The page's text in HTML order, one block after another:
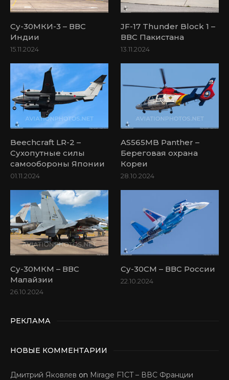
Су-30МКИ-3 – ВВС
Индии
15.11.2024
JF-17 Thunder Block 1 –
ВВС Пакистана
13.11.2024
Beechcraft LR-2 –
Сухопутные силы
самообороны Японии
01.11.2024
AS565MB Panther –
Береговая охрана
Кореи
28.10.2024
Су-30МКМ – ВВС
Малайзии
26.10.2024
Су-30СМ – ВВС России
22.10.2024
РЕКЛАМА
НОВЫЕ КОММЕНТАРИИ
Дмитрий Яковлев on Mirage F1CT – ВВС Франции